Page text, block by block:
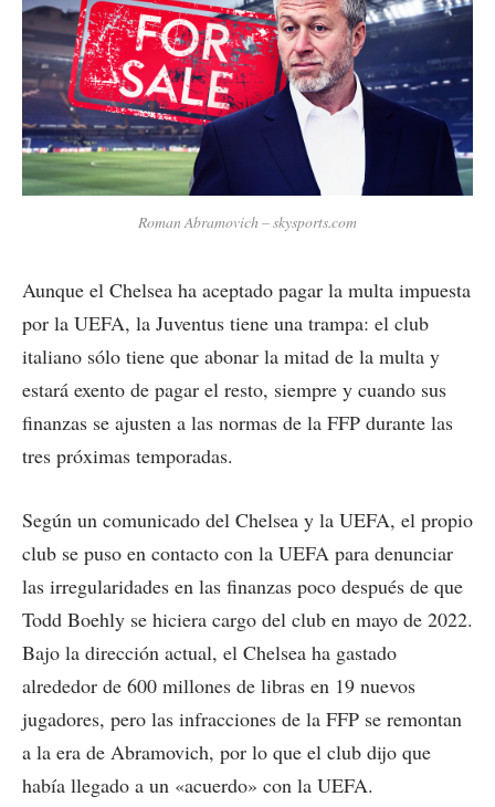
Roman Abramovich – skysports.com
Aunque el Chelsea ha aceptado pagar la multa impuesta
por la UEFA, la Juventus tiene una trampa: el club
italiano sólo tiene que abonar la mitad de la multa y
estará exento de pagar el resto, siempre y cuando sus
finanzas se ajusten a las normas de la FFP durante las
tres próximas temporadas.
Según un comunicado del Chelsea y la UEFA, el propio
club se puso en contacto con la UEFA para denunciar
las irregularidades en las finanzas poco después de que
Todd Boehly se hiciera cargo del club en mayo de 2022.
Bajo la dirección actual, el Chelsea ha gastado
alrededor de 600 millones de libras en 19 nuevos
jugadores, pero las infracciones de la FFP se remontan
a la era de Abramovich, por lo que el club dijo que
había llegado a un «acuerdo» con la UEFA.